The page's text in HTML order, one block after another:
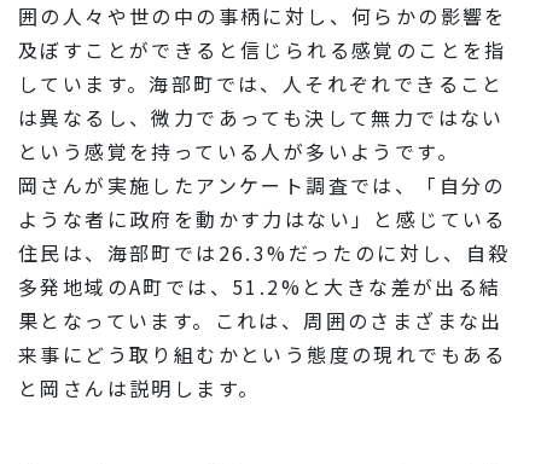
囲の人々や世の中の事柄に対し、何らかの影響を
及ぼすことができると信じられる感覚のことを指
しています。海部町では、人それぞれできること
は異なるし、微力であっても決して無力ではない
という感覚を持っている人が多いようです。
岡さんが実施したアンケート調査では、「自分の
ような者に政府を動かす力はない」と感じている
住民は、海部町では26.3%だったのに対し、自殺
多発地域のA町では、51.2%と大きな差が出る結
果となっています。これは、周囲のさまざまな出
来事にどう取り組むかという態度の現れでもある
と岡さんは説明します。